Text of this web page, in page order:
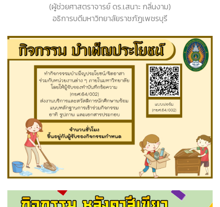
(ผู้ช่วยศาสตราจารย์ ดร.เสนาะ กลิ่นงาม)
อธิการบดีมหาวิทยาลัยราชภัฏเพชรบุรี